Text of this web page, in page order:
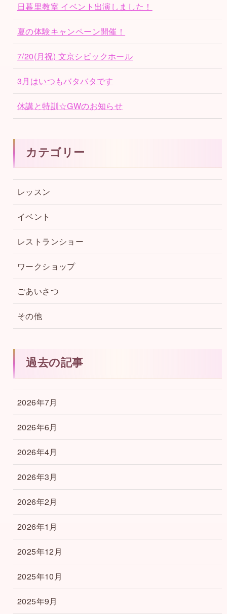
日暮里教室 イベント出演しました！
夏の体験キャンペーン開催！
7/20(月祝) 文京シビックホール
3月はいつもバタバタです
休講と特訓☆GWのお知らせ
カテゴリー
レッスン
イベント
レストランショー
ワークショップ
ごあいさつ
その他
過去の記事
2026年7月
2026年6月
2026年4月
2026年3月
2026年2月
2026年1月
2025年12月
2025年10月
2025年9月